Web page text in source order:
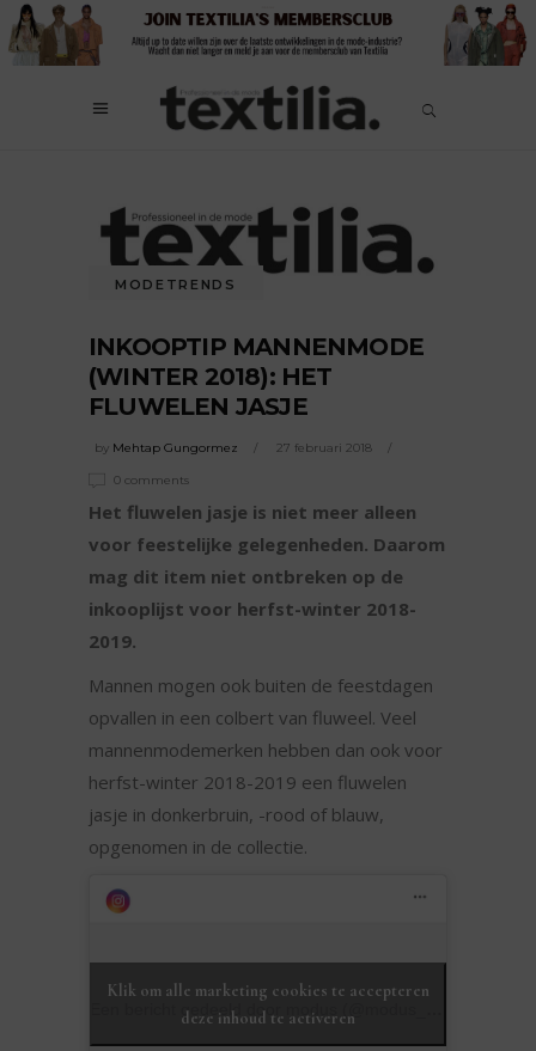
MODETRENDS
INKOOPTIP MANNENMODE
(WINTER 2018): HET
FLUWELEN JASJE
by Mehtap Gungormez 27 februari 2018
0 comments
Het fluwelen jasje is niet meer alleen
voor feestelijke gelegenheden. Daarom
mag dit item niet ontbreken op de
inkooplijst voor herfst-winter 2018-
2019.
Mannen mogen ook buiten de feestdagen
opvallen in een colbert van fluweel. Veel
mannenmodemerken hebben dan ook voor
herfst-winter 2018-2019 een fluwelen
jasje in donkerbruin, -rood of blauw,
opgenomen in de collectie.
Klik om alle marketing cookies te accepteren
deze inhoud te activeren